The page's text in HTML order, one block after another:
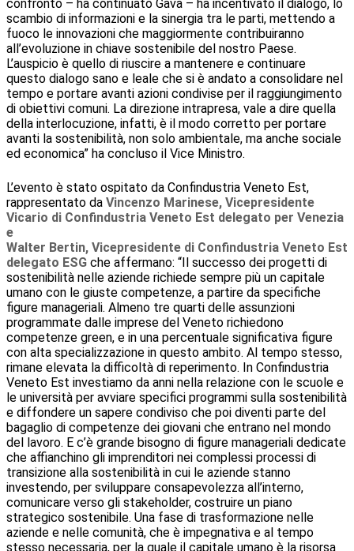
confronto – ha continuato Gava – ha incentivato il dialogo, lo
scambio di informazioni e la sinergia tra le parti, mettendo a
fuoco le innovazioni che maggiormente contribuiranno
all’evoluzione in chiave sostenibile del nostro Paese.
L’auspicio è quello di riuscire a mantenere e continuare
questo dialogo sano e leale che si è andato a consolidare nel
tempo e portare avanti azioni condivise per il raggiungimento
di obiettivi comuni. La direzione intrapresa, vale a dire quella
della interlocuzione, infatti, è il modo corretto per portare
avanti la sostenibilità, non solo ambientale, ma anche sociale
ed economica” ha concluso il Vice Ministro.
L’evento è stato ospitato da Confindustria Veneto Est,
rappresentato da Vincenzo Marinese, Vicepresidente
Vicario di Confindustria Veneto Est delegato per Venezia
e
Walter Bertin, Vicepresidente di Confindustria Veneto Est
delegato ESG che affermano: “Il successo dei progetti di
sostenibilità nelle aziende richiede sempre più un capitale
umano con le giuste competenze, a partire da specifiche
figure manageriali. Almeno tre quarti delle assunzioni
programmate dalle imprese del Veneto richiedono
competenze green, e in una percentuale significativa figure
con alta specializzazione in questo ambito. Al tempo stesso,
rimane elevata la difficoltà di reperimento. In Confindustria
Veneto Est investiamo da anni nella relazione con le scuole e
le università per avviare specifici programmi sulla sostenibilità
e diffondere un sapere condiviso che poi diventi parte del
bagaglio di competenze dei giovani che entrano nel mondo
del lavoro. E c’è grande bisogno di figure manageriali dedicate
che affianchino gli imprenditori nei complessi processi di
transizione alla sostenibilità in cui le aziende stanno
investendo, per sviluppare consapevolezza all’interno,
comunicare verso gli stakeholder, costruire un piano
strategico sostenibile. Una fase di trasformazione nelle
aziende e nelle comunità, che è impegnativa e al tempo
stesso necessaria, per la quale il capitale umano è la risorsa